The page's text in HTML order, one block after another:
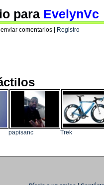
para EvelynVc
comentarios | Registro
papisanc Trek